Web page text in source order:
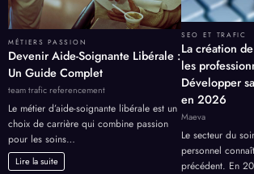
MÉTIERS PASSION
Devenir Aide-Soignante Libérale :
Un Guide Complet
team trafic referencement
Le métier d’aide-soignante libérale est un
choix de carrière qui combine passion
pour les soins…
Lire la suite
SEO ET TRAFIC
La création
les
Développer
en 2026
Maeva
Le secteur du
personnel
précédent. En